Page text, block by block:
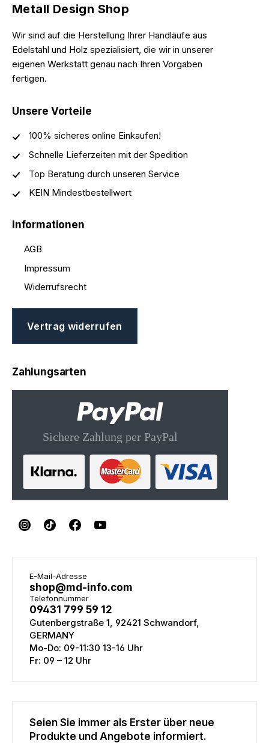
Metall Design Shop
Wir sind auf die Herstellung Ihrer Handläufe aus
Edelstahl und Holz spezialisiert, die wir in unserer
eigenen Werkstatt genau nach Ihren Vorgaben
fertigen.
Unsere Vorteile
100% sicheres online Einkaufen!
Schnelle Lieferzeiten mit der Spedition
Top Beratung durch unseren Service
KEIN Mindestbestellwert
Informationen
AGB
Impressum
Widerrufsrecht
Vertrag widerrufen
Zahlungsarten
E-Mail-Adresse
shop@md-info.com
Telefonnummer
09431 799 59 12
Gutenbergstraße 1, 92421 Schwandorf,
GERMANY
Mo-Do: 09-11:30 13-16 Uhr
Fr: 09 – 12 Uhr
Seien Sie immer als Erster über neue
Produkte und Angebote informiert.